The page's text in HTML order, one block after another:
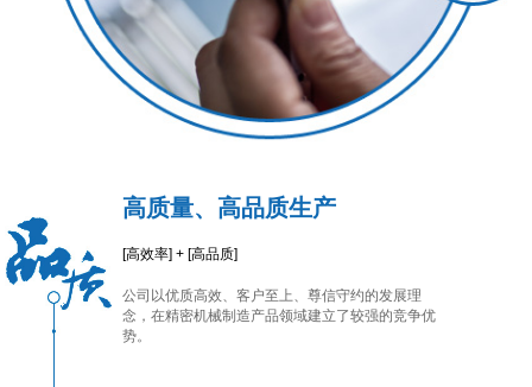
高质量、高品质生产
[高效率] + [高品质]
公司以优质高效、客户至上、尊信守约的发展理
念，在精密机械制造产品领域建立了较强的竞争优
势。